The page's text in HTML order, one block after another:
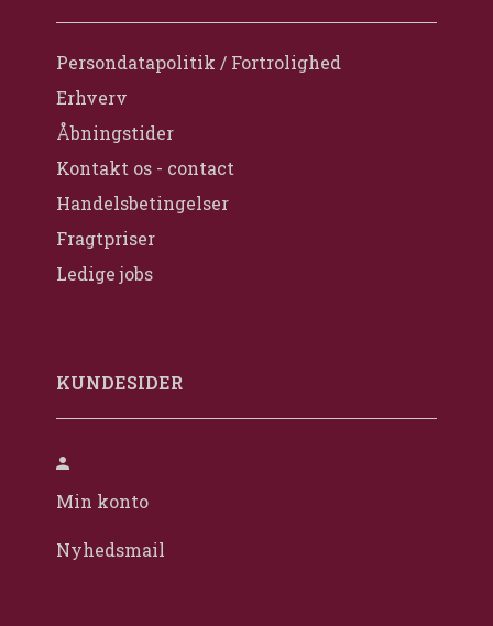
Persondatapolitik / Fortrolighed
Erhverv
Åbningstider
Kontakt os - contact
Handelsbetingelser
Fragtpriser
Ledige jobs
KUNDESIDER
Min konto
Nyhedsmail